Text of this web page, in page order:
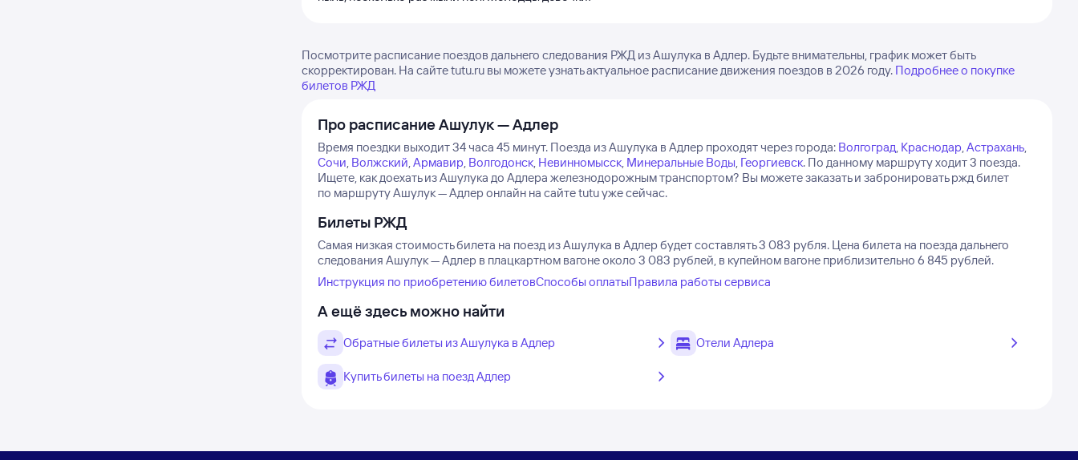
Посмотрите расписание поездов дальнего следования РЖД из Ашулука в Адлер. Будьте внимательны, график может быть
скорректирован. На сайте tutu.ru вы можете узнать актуальное расписание движения поездов в 2026 году. Подробнее о покупке
билетов РЖД
Про расписание Ашулук — Адлер
Время поездки выходит 34 часа 45 минут. Поезда из Ашулука в Адлер проходят через города: Волгоград, Краснодар,Астрахань,
Сочи, Волжский,Армавир, Волгодонск, Невинномысск, Минеральные Воды, Георгиевск. По данному маршруту ходит 3 поезда.
Ищете, как доехать из Ашулука до Адлера железнодорожным транспортом? Вы можете заказать и забронировать ржд билет
по маршруту Ашулук — Адлер онлайн на сайте tutu уже сейчас.
Билеты РЖД
Самая низкая стоимость билета на поезд из Ашулука в Адлер будет составлять 3 083 рубля. Цена билета на поезда дальнего
следования Ашулук — Адлер в плацкартном вагоне около 3 083 рублей, в купейном вагоне приблизительно 6 845 рублей.
Инструкция по приобретению билетовСпособы оплатыПравила работы сервиса
А ещё здесь можно найти
Обратные билеты из Ашулука в Адлер Отели Адлера
Купить билеты на поезд Адлер